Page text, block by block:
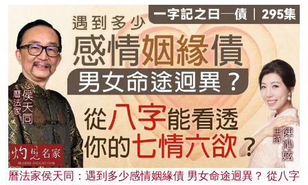
曆法家侯天同：遇到多少感情姻緣債 男女命途迥異？ 從八字